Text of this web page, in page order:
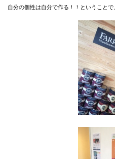
自分の個性は自分で作る！！ということで